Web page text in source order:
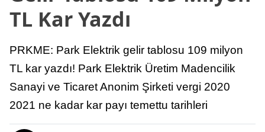
TL Kar Yazdı
PRKME: Park Elektrik gelir tablosu 109 milyon
TL kar yazdı! Park Elektrik Üretim Madencilik
Sanayi ve Ticaret Anonim Şirketi vergi 2020
2021 ne kadar kar payı temettu tarihleri